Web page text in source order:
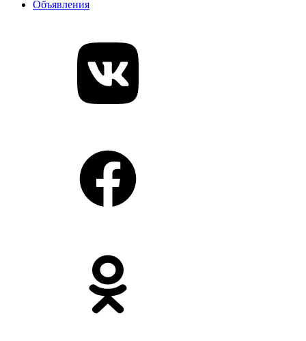
Объявления